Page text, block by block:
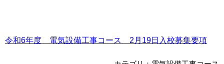
令和6年度 電気設備工事コース 2月19日入校募集要項